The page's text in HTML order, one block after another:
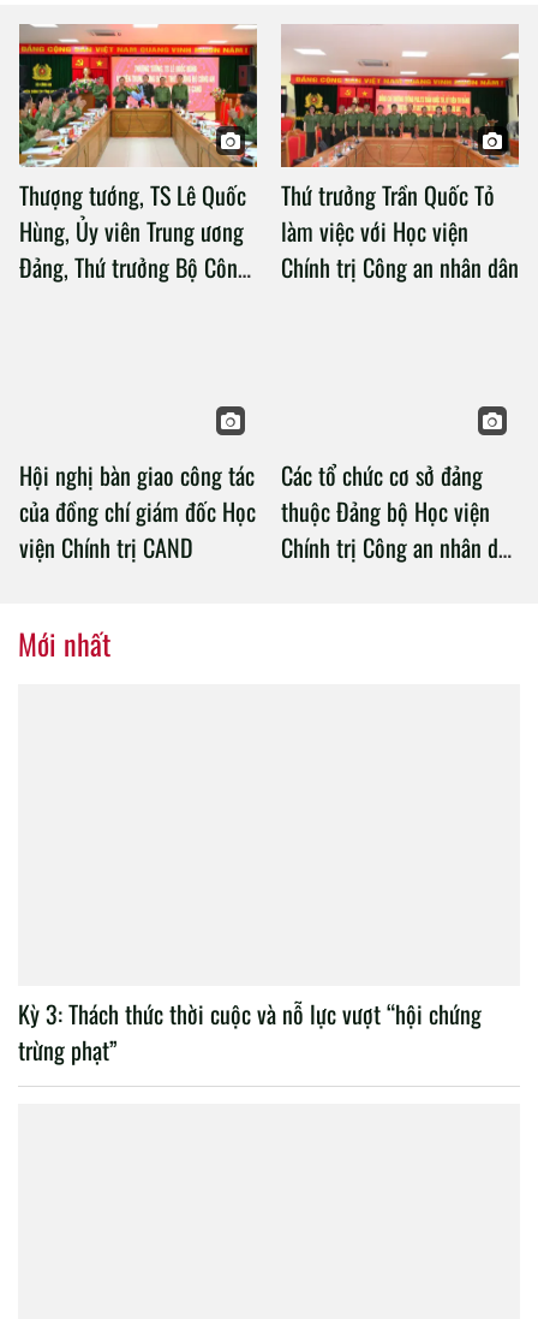
Thượng tướng, TS Lê Quốc
Hùng, Ủy viên Trung ương
Đảng, Thứ trưởng Bộ Công
Thứ trưởng Trần Quốc Tỏ
làm việc với Học viện
Chính trị Công an nhân dân
Hội nghị bàn giao công tác
của đồng chí giám đốc Học
viện Chính trị CAND
Các tổ chức cơ sở đảng
thuộc Đảng bộ Học viện
Chính trị Công an nhân dân
Mới nhất
Kỳ 3: Thách thức thời cuộc và nỗ lực vượt “hội chứng
trừng phạt”